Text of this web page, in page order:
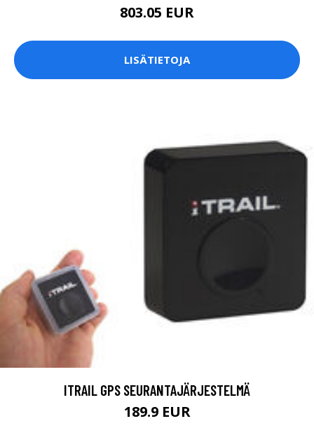
803.05 EUR
LISÄTIETOJA
ITRAIL GPS SEURANTAJÄRJESTELMÄ
189.9 EUR